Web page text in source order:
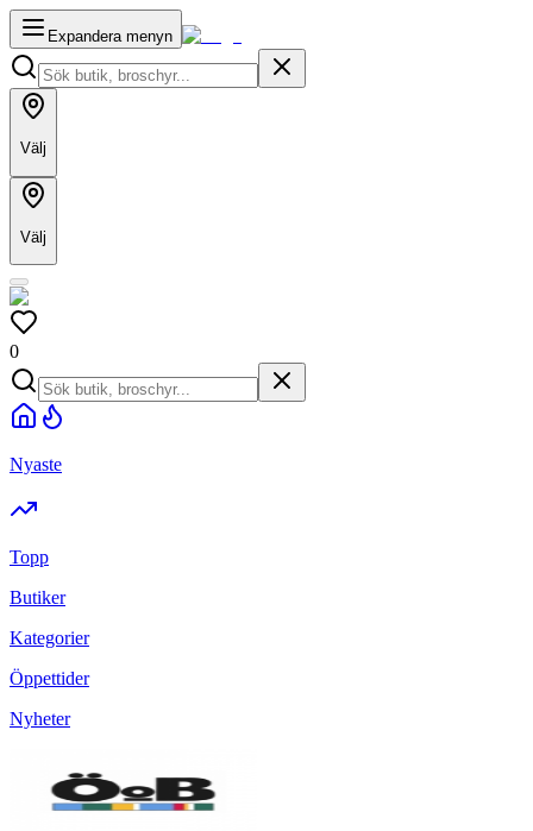
Expandera menyn
Välj
Välj
0
Nyaste
Topp
Butiker
Kategorier
Öppettider
Nyheter